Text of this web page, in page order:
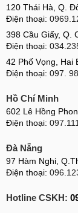
120 Thái Hà, Q.
Điện thoại:
398 Cầu Giấy, Q.
Điện thoại:
42 Phố Vọng, Hai
Điện thoại: 097.
Hồ Chí Minh
602 Lê Hồng
Điện thoại:
Đà Nẵng
97 Hàm Nghi,
Điện thoại:
Hotline CSKH: